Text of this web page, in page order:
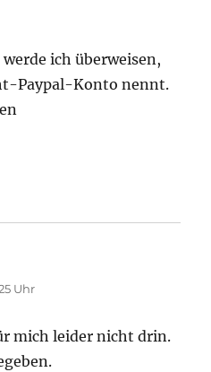
ich überweisen,
Paypal-Konto nennt.
Uhr
mich leider nicht drin.